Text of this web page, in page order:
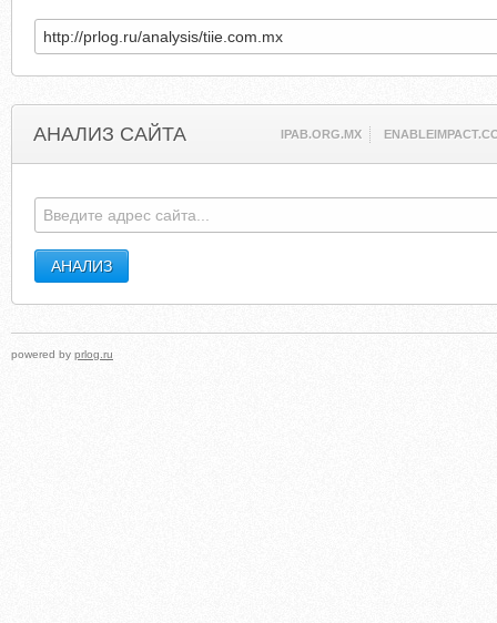
АНАЛИЗ САЙТА IPAB.ORG.MX
powered by prlog.ru